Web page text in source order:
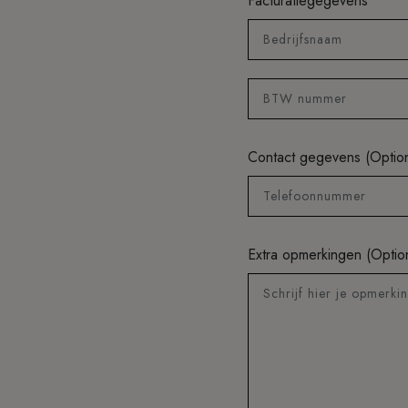
Bedrijfsnaam
BTW nummer
Contact gegevens
Telefoonnummer
Extra opmerkingen
Schrijf hier je